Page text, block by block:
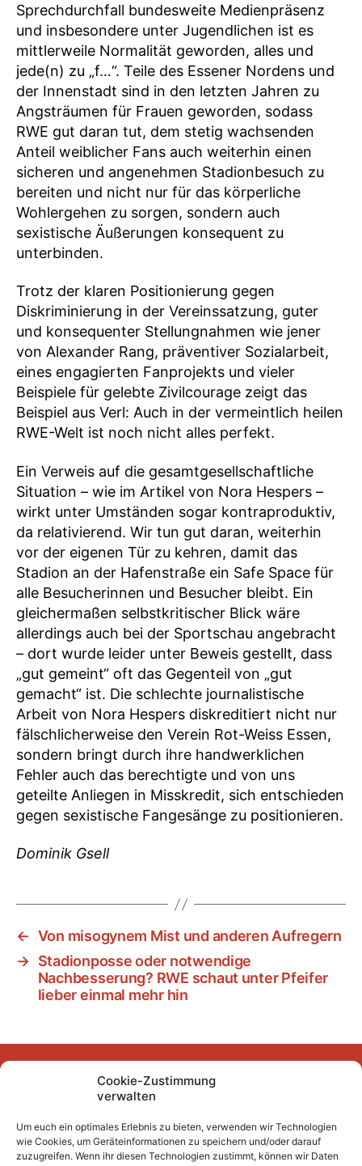
Cookie-Zustimmung
verwalten
Um euch ein optimales Erlebnis zu bieten, verwenden wir Technologien
wie Cookies, um Geräteinformationen zu speichern und/oder darauf
zuzugreifen. Wenn ihr diesen Technologien zustimmt, können wir Daten
Sprechdurchfall bundesweite Medienpräsenz
und insbesondere unter Jugendlichen ist es
mittlerweile Normalität geworden, alles und
jede(n) zu „f…“. Teile des Essener Nordens und
der Innenstadt sind in den letzten Jahren zu
Angsträumen für Frauen geworden, sodass
RWE gut daran tut, dem stetig wachsenden
Anteil weiblicher Fans auch weiterhin einen
sicheren und angenehmen Stadionbesuch zu
bereiten und nicht nur für das körperliche
Wohlergehen zu sorgen, sondern auch
sexistische Äußerungen konsequent zu
unterbinden.
Trotz der klaren Positionierung gegen
Diskriminierung in der Vereinssatzung, guter
und konsequenter Stellungnahmen wie jener
von Alexander Rang, präventiver Sozialarbeit,
eines engagierten Fanprojekts und vieler
Beispiele für gelebte Zivilcourage zeigt das
Beispiel aus Verl: Auch in der vermeintlich heilen
RWE-Welt ist noch nicht alles perfekt.
Ein Verweis auf die gesamtgesellschaftliche
Situation – wie im Artikel von Nora Hespers –
wirkt unter Umständen sogar kontraproduktiv,
da relativierend. Wir tun gut daran, weiterhin
vor der eigenen Tür zu kehren, damit das
Stadion an der Hafenstraße ein Safe Space für
alle Besucherinnen und Besucher bleibt. Ein
gleichermaßen selbstkritischer Blick wäre
allerdings auch bei der Sportschau angebracht
– dort wurde leider unter Beweis gestellt, dass
„gut gemeint“ oft das Gegenteil von „gut
gemacht“ ist. Die schlechte journalistische
Arbeit von Nora Hespers diskreditiert nicht nur
fälschlicherweise den Verein Rot-Weiss Essen,
sondern bringt durch ihre handwerklichen
Fehler auch das berechtigte und von uns
geteilte Anliegen in Misskredit, sich entschieden
gegen sexistische Fangesänge zu positionieren.
Dominik Gsell
← Von misogynem Mist und anderen Aufregern
→ Stadionposse oder notwendige
Nachbesserung? RWE schaut unter Pfeifer
lieber einmal mehr hin
FacebookInstagram
YouTubeMastodonBluesky
Unser Archiv